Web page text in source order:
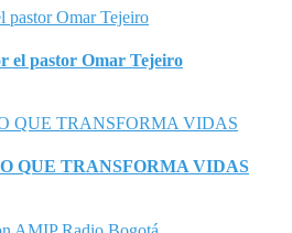
el pastor Omar Tejeiro
QUE TRANSFORMA VIDAS